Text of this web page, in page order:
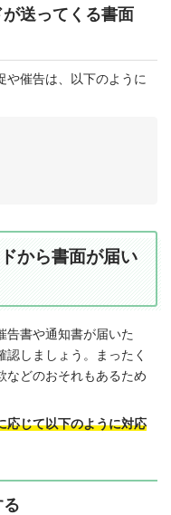
送ってくる書面
や催告は、以下のように
から書面が届い
告書や通知書が届いた
しましょう。まったく
などのおそれもあるため
応じて以下のように対応